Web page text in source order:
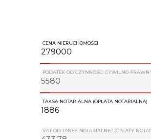
CENA NIERUCHOMOŚCI
PODATEK OD CZYNNOŚCI CYWILNO-
TAKSA NOTARIALNA (OPŁATA NOTARIALNA)
VAT OD TAKSY NOTARIALNEJ (OPŁATY